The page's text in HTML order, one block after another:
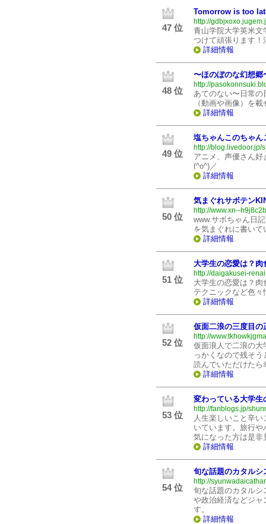
47 位
Tomorrow is too
http://
青山学院大学英米文
つけて頑張ります！
詳細情報
48 位
〜ほのぼのな幻想郷
http://
あてのない〜日常の
（動画や画像）を
詳細情報
49 位
塩ちゃんこのちゃん
http://blog.livedoor.jp/
アニメ、声優さん
(^o^)／
詳細情報
50 位
気まぐれサボテン
http://www.xn--
www.サボちゃん日
を気まぐれに書い
詳細情報
51 位
大学生の恋愛は？肉
http://daigakusei-
大学生の恋愛は？
テクニックなど色
詳細情報
52 位
仮面二浪の三度目の
http://
仮面浪人で二浪の大
っかくなので残そ
読んでいただけたら
詳細情報
53 位
変わっている大学生
http://fanblogs.jp/
人生楽しいこと辛
いています。旅行
気になった方は是非
詳細情報
54 位
旬な話題のカタルシ
http://
旬な話題のカタルシ
や政治経済などジャ
す。
詳細情報